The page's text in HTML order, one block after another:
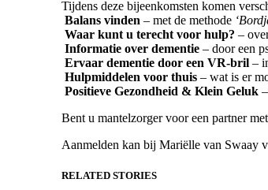
Tijdens deze bijeenkomsten komen
Balans vinden – met de methode
Waar kunt u terecht voor hulp? –
Informatie over dementie – door een
Ervaar dementie door een VR-bril –
Hulpmiddelen voor thuis – wat is er
Positieve Gezondheid & Klein Geluk
Bent u mantelzorger voor een partner
Aanmelden kan bij Mariëlle van Swaay
RELATED STORIES